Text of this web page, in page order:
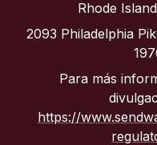
Reino Unido
Rhode
2093 Philadelphia
Para más
https://